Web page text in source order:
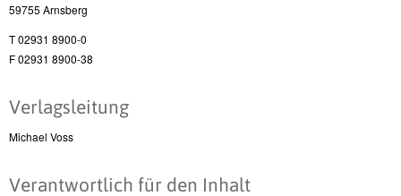
59755 Arnsberg
T 02931 8900-0
F 02931 8900-38
Verlagsleitung
Michael Voss
Verantwortlich für den Inhalt